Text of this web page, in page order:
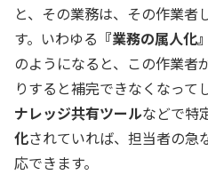
と、その業務は、その作業者
す。いわゆる 『業務の属人化』
のようになると、この作業者
りすると補完できなくなって
ナレッジ共有ツールなどで特
化されていれば、担当者の急
応できます。